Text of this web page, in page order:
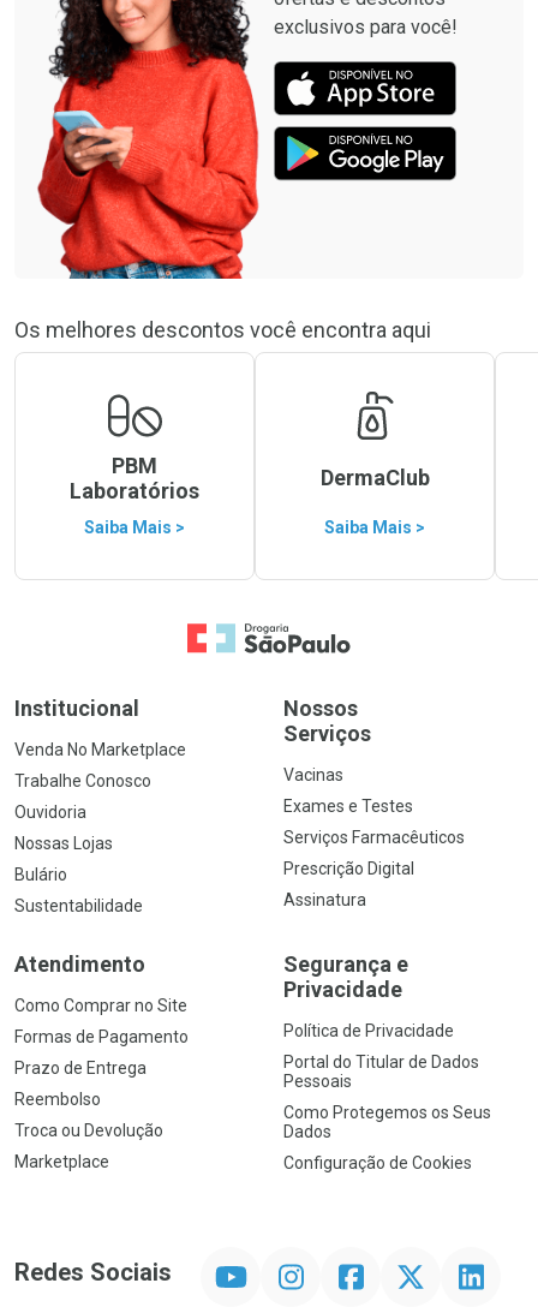
exclusivos para você!
Os melhores descontos você encontra aqui
PBM
Laboratórios
Saiba Mais >
DermaClub
Saiba Mais >
Ir para a Home
Institucional
Venda No Marketplace
Trabalhe Conosco
Ouvidoria
Nossas Lojas
Bulário
Sustentabilidade
Nossos
Serviços
Vacinas
Exames e Testes
Serviços Farmacêuticos
Prescrição Digital
Assinatura
Atendimento
Como Comprar no Site
Formas de Pagamento
Prazo de Entrega
Reembolso
Troca ou Devolução
Marketplace
Segurança e
Privacidade
Política de Privacidade
Portal do Titular de Dados
Pessoais
Como Protegemos os Seus
Dados
Configuração de Cookies
Redes Sociais InstagramFacebookTwitter Linkedin